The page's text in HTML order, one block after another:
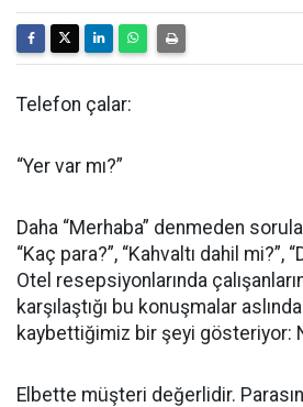
Telefon çalar:
“Yer var mı?”
Daha “Merhaba” denmeden
“Kaç para?”, “Kahvaltı dahil mi?”,
Otel resepsiyonlarında
karşılaştığı bu konuşmalar
kaybettiğimiz bir şeyi gösteriyor:
Elbette müşteri değerlidir.